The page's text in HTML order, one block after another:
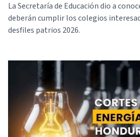
La Secretaría de Educación dio a
deberán cumplir los colegios
desfiles patrios 2026.